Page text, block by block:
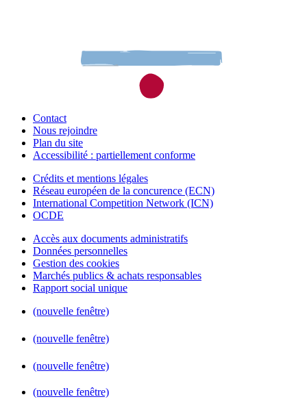
Contact
Nous rejoindre
Plan du site
Accessibilité : partiellement conforme
Crédits et mentions légales
Réseau européen de la concurence (ECN)
International Competition Network (ICN)
OCDE
Accès aux documents administratifs
Données personnelles
Gestion des cookies
Marchés publics & achats responsables
Rapport social unique
(nouvelle fenêtre)
(nouvelle fenêtre)
(nouvelle fenêtre)
(nouvelle fenêtre)